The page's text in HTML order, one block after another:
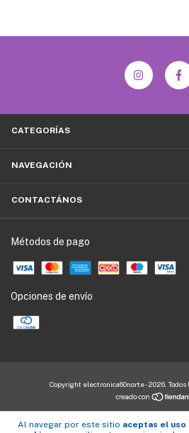
Al navegar por este sitio aceptas el uso
CATEGORÍAS
NAVEGACIÓN
CONTACTÁNOS
Métodos de pago
Opciones de envío
Copyright electronica60norte - 2026. Todos